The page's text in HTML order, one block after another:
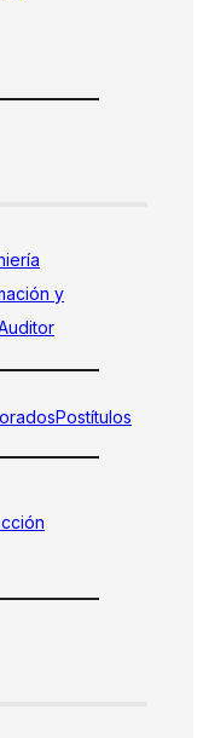
y
Postítulos